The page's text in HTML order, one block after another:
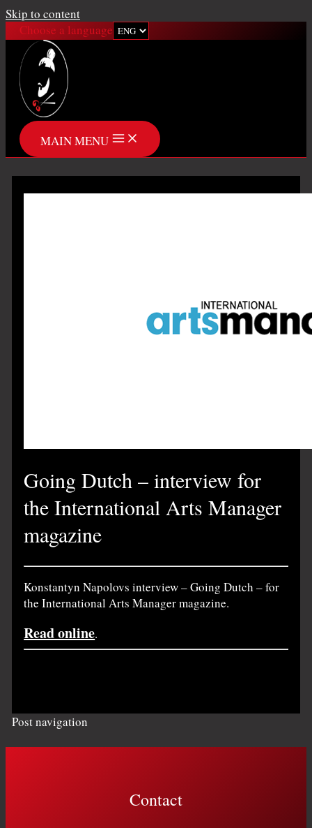
Skip to content
Choose a language
MAIN MENU
Going Dutch – interview for
the International Arts Manager
magazine
Konstantyn Napolovs interview – Going Dutch – for
the International Arts Manager magazine.
Read online.
Post navigation
Contact